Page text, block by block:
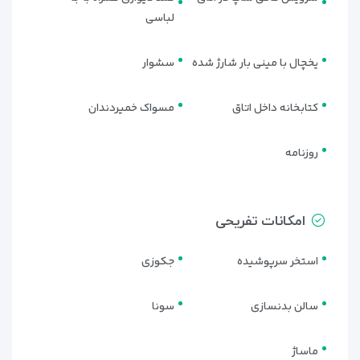
ارائه می‌دهد. فضای باز تراس، محیطی مناسب برای استراحت و لذت
سوئیت رویال دوخوابه سمت دریا (اقامت
برای سفرهای خاص و اقامت‌های لاکچری انتخابی ایده‌آل به‌شمار
اتاق‌ها و سوئیت‌های هتل کوروش کیش با تنوع بالا، طراحی
مدرن و ارائه اقامت همراه صبحانه، شرایطی ایده‌آل برای سفرهای
دونفره، خانوادگی و لوکس فراهم می‌کنند. اگر به‌دنبال اقامتی
سطح بالا با انتخاب‌های متنوع هستید، این هتل پاسخ‌گوی تمام
لباسی
یخچال با مینی بار شارژ شده سشوار
کتابخانه داخل اتاق مسواک خمیردندان
روزنامه
امکانات تفریحی
استخر سرپوشیده جکوزی
سالن بدنسازی سونا
ماساژ